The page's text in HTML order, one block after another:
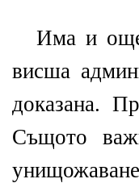
Има и още
висша
доказана.
Същото